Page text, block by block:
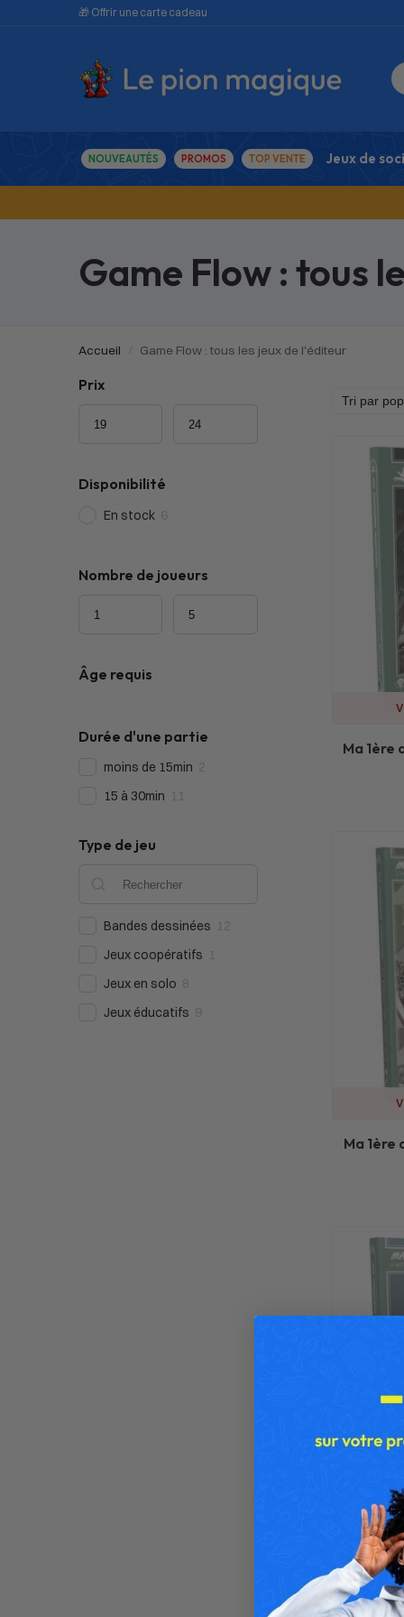
🎁 Offrir une carte cadeau
NOUVEAUTÉS PROMOS TOP VENTE Jeux de
Game Flow : tous
Accueil Game Flow : tous les jeux de l'éditeur
Ma 1ère
Ma 1ère
Ma 1ère
Prix
Disponibilité
En stock
Nombre de joueurs
Âge requis
Durée d'une partie
moins de 15min
15 à 30min
Type de jeu
Bandes dessinées
Jeux coopératifs
Jeux en solo
Jeux éducatifs